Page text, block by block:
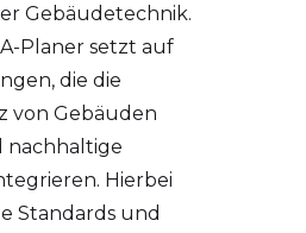
Gebäudetechnik.
Planer setzt auf
die die
von Gebäuden
nachhaltige
Hierbei
Standards und